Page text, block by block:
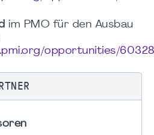
im PMO für den Ausbau
opportunities/60328